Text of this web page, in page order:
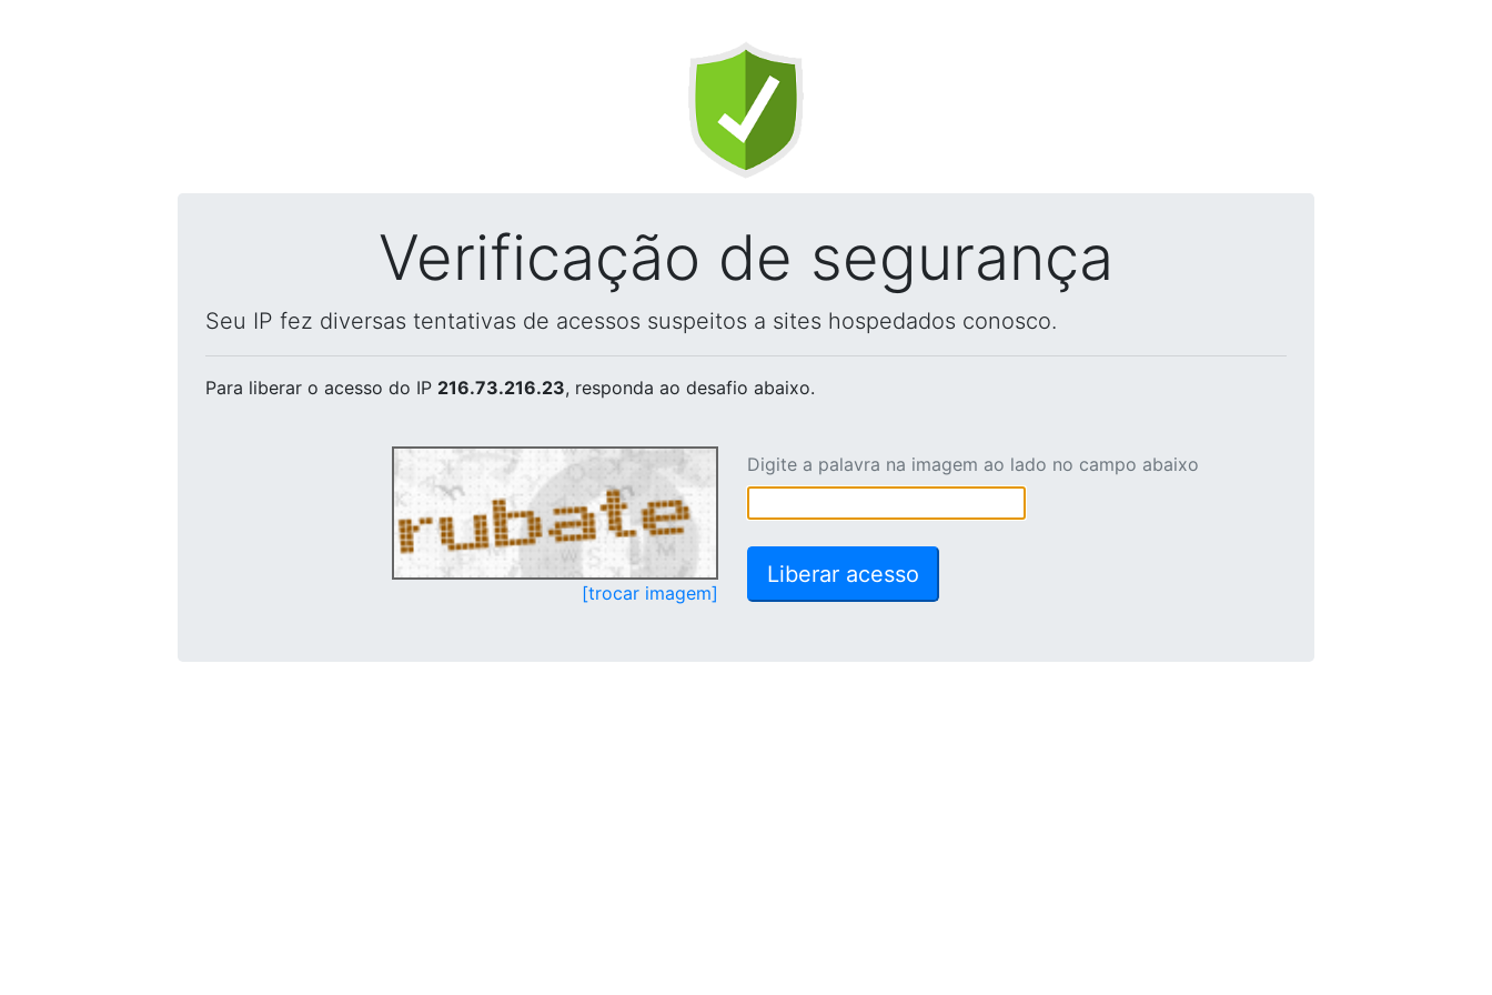
Verificação de segurança
Seu IP fez diversas tentativas de acessos suspeitos a sites hospedados conosco.
Para liberar o acesso do IP 216.73.216.23, responda ao desafio abaixo.
[trocar imagem]
Digite a palavra na imagem ao lado no campo abaixo